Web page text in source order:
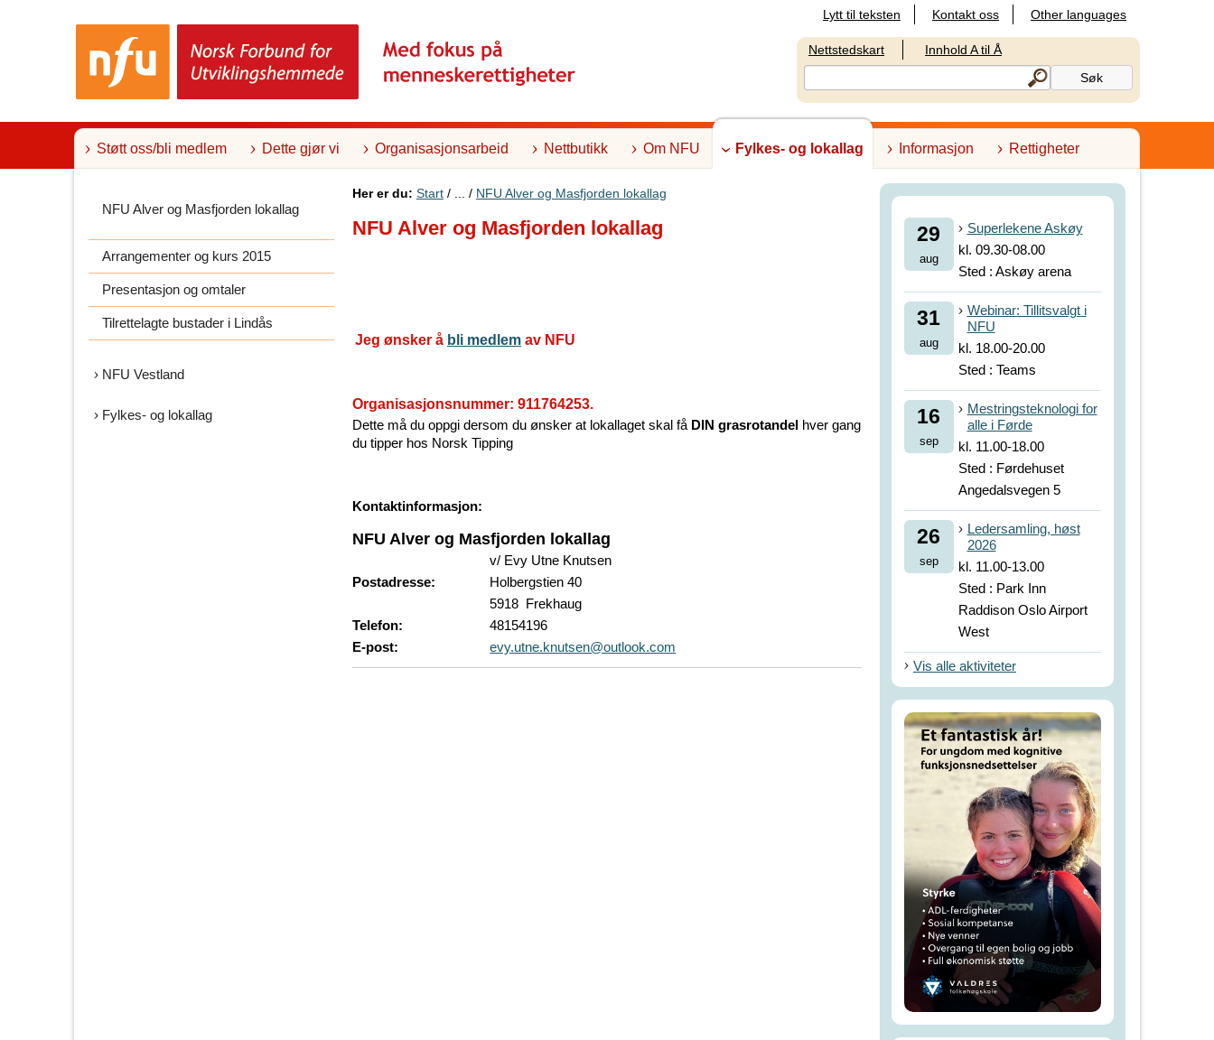
o
Lytt til teksten Kontakt oss Other languages
Nettstedskart Innhold A til Å
Støtt oss/bli medlem Dette gjør vi Organisasjonsarbeid Nettbutikk Om NFU Fylkes- og lokallag Informasjon Rettigheter
NFU Alver og Masfjorden lokallag
Arrangementer og kurs 2015
Presentasjon og omtaler
Tilrettelagte bustader i Lindås
NFU Vestland
Fylkes- og lokallag
Her er du: Start / ... / NFU Alver og Masfjorden lokallag
NFU Alver og Masfjorden lokallag
Jeg ønsker å bli medlem av NFU
Organisasjonsnummer: 911764253.
Dette må du oppgi dersom du ønsker at lokallaget skal få DIN grasrotandel hver gang
du tipper hos Norsk Tipping
Kontaktinformasjon:
NFU Alver og Masfjorden lokallag
v/ Evy Utne Knutsen
Postadresse:
Holbergstien 40
5918 Frekhaug
Telefon:
48154196
E-post:
evy.utne.knutsen@outlook.com
29
aug
Superlekene Askøy
kl. 09.30-08.00
Sted : Askøy arena
31
aug
Webinar: Tillitsvalgt i
NFU
kl. 18.00-20.00
Sted : Teams
16
sep
Mestringsteknologi for
alle i Førde
kl. 11.00-18.00
Sted : Førdehuset
Angedalsvegen 5
26
sep
Ledersamling, høst
2026
kl. 11.00-13.00
Sted : Park Inn
Raddison Oslo Airport
West
Vis alle aktiviteter